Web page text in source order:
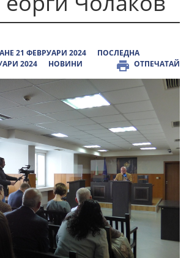
21 ФЕВРУАРИ 2024
ПОСЛЕДНА
2024
НОВИНИ ОТПЕЧАТАЙ